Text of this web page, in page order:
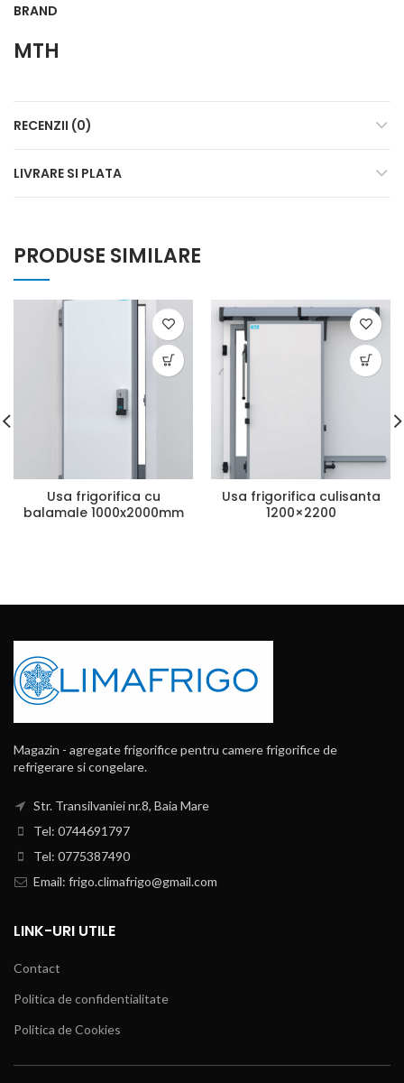
BRAND
MTH
RECENZII (0)
LIVRARE SI PLATA
PRODUSE SIMILARE
Usa frigorifica cu
balamale 1000x2000mm
Usa frigorifica culisanta
1200×2200
Magazin - agregate frigorifice pentru camere frigorifice de
refrigerare si congelare.
Str. Transilvaniei nr.8, Baia Mare
Tel: 0744691797
Tel: 0775387490
Email: frigo.climafrigo@gmail.com
LINK-URI UTILE
Contact
Politica de confidentialitate
Politica de Cookies